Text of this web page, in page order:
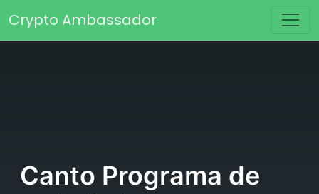
Navegación principal
Crypto Ambassador
Canto Programa de